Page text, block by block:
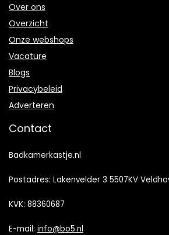
Over ons
Overzicht
Onze webshops
Vacature
Blogs
Privacybeleid
Adverteren
Contact
Badkamerkastje.nl
Postadres: Lakenvelder 3 5507KV
KVK: 88360687
E-mail: info@bo5.nl